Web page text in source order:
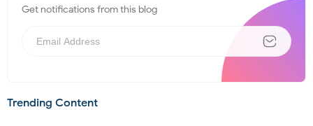
Get notifications from this blog
Trending Content